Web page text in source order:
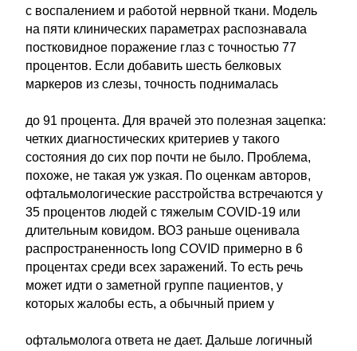
с воспалением и работой нервной ткани. Модель
на пяти клинических параметрах распознавала
постковидное поражение глаз с точностью 77
процентов. Если добавить шесть белковых
маркеров из слезы, точность поднималась
до 91 процента. Для врачей это полезная зацепка:
четких диагностических критериев у такого
состояния до сих пор почти не было. Проблема,
похоже, не такая уж узкая. По оценкам авторов,
офтальмологические расстройства встречаются у
35 процентов людей с тяжелым COVID-19 или
длительным ковидом. ВОЗ раньше оценивала
распространенность long COVID примерно в 6
процентах среди всех заражений. То есть речь
может идти о заметной группе пациентов, у
которых жалобы есть, а обычный прием у
офтальмолога ответа не дает. Дальше логичный